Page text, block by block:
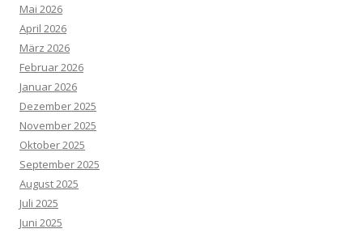
Mai 2026
April 2026
März 2026
Februar 2026
Januar 2026
Dezember 2025
November 2025
Oktober 2025
September 2025
August 2025
Juli 2025
Juni 2025